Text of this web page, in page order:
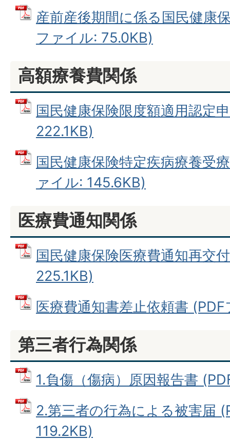
産前産後期間に係る国民健康
ファイル: 75.0KB)
高額療養費関係
国民健康保険限度額適用認定
222.1KB)
国民健康保険特定疾病療養受
ァイル: 145.6KB)
医療費通知関係
国民健康保険医療費通知再交
225.1KB)
医療費通知書差止依頼書
第三者行為関係
1.負傷（傷病）原因報告書
2.第三者の行為による被害届
119.2KB)